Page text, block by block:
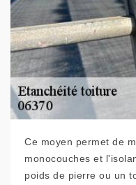
Ce moyen permet de
monocouches et
poids de pierre ou un